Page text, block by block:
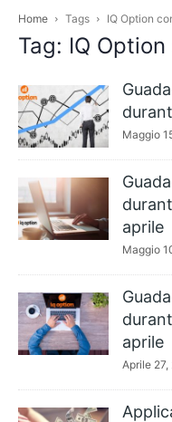
Home Tags IQ Option
Tag: IQ
Maggio
aprile
Maggio
aprile
Aprile 27,